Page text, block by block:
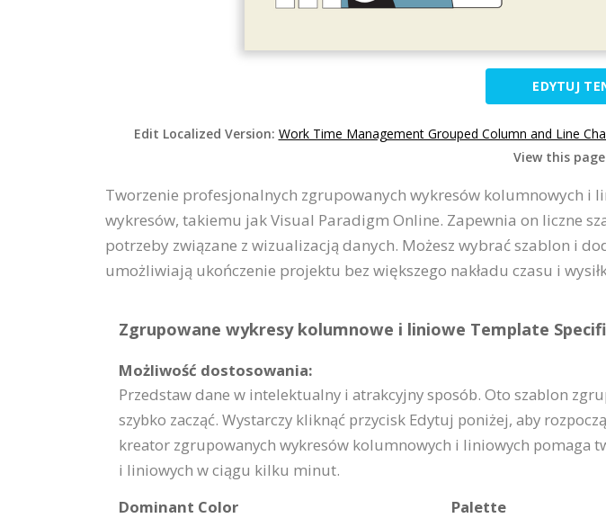
EDYTUJ
Edit Localized Version: Work Time Management Grouped Column and Line
View this
Tworzenie profesjonalnych zgrupowanych wykresów kolumnowych i
wykresów, takiemu jak Visual Paradigm Online. Zapewnia on liczne
potrzeby związane z wizualizacją danych. Możesz wybrać szablon i
umożliwiają ukończenie projektu bez większego nakładu czasu i
Zgrupowane wykresy kolumnowe i liniowe Template
Możliwość dostosowania:
Przedstaw dane w intelektualny i atrakcyjny sposób. Oto szablon
szybko zacząć. Wystarczy kliknąć przycisk Edytuj poniżej, aby
kreator zgrupowanych wykresów kolumnowych i liniowych pomaga
i liniowych w ciągu kilku minut.
Dominant Color
Palette